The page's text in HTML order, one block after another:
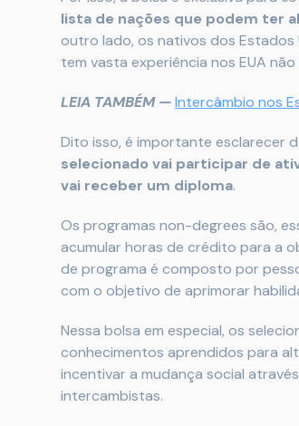
lista de nações que podem ter
outro lado, os nativos dos Estados
tem vasta experiência nos EUA
LEIA TAMBÉM —Intercâmbio nos
Dito isso, é importante esclarecer
selecionado vai participar de
vai receber um diploma.
Os programas non-degrees são,
acumular horas de crédito para a
de programa é composto por
com o objetivo de aprimorar
Nessa bolsa em especial, os
conhecimentos aprendidos para
incentivar a mudança social
intercambistas.